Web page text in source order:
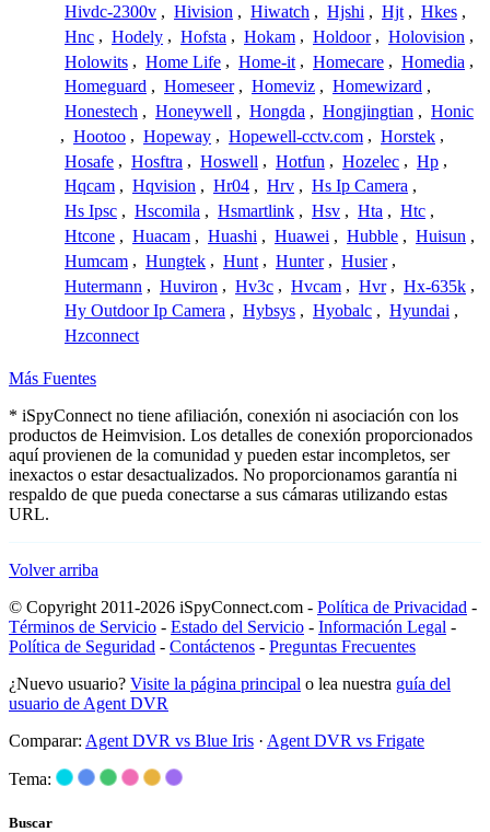
Hivdc-2300v , Hivision , Hiwatch , Hjshi , Hjt , Hkes ,
Hnc , Hodely , Hofsta , Hokam , Holdoor , Holovision ,
Holowits , Home Life , Home-it , Homecare , Homedia ,
Homeguard , Homeseer , Homeviz , Homewizard ,
Honestech , Honeywell , Hongda , Hongjingtian , Honic
, Hootoo , Hopeway , Hopewell-cctv.com , Horstek ,
Hosafe , Hosftra , Hoswell , Hotfun , Hozelec , Hp ,
Hqcam , Hqvision , Hr04 , Hrv , Hs Ip Camera ,
Hs Ipsc , Hscomila , Hsmartlink , Hsv , Hta , Htc ,
Htcone , Huacam , Huashi , Huawei , Hubble , Huisun ,
Humcam , Hungtek , Hunt , Hunter , Husier ,
Hutermann , Huviron , Hv3c , Hvcam , Hvr , Hx-635k ,
Hy Outdoor Ip Camera , Hybsys , Hyobalc , Hyundai ,
Hzconnect
Más Fuentes
* iSpyConnect no tiene afiliación, conexión ni asociación con los
productos de Heimvision. Los detalles de conexión proporcionados
aquí provienen de la comunidad y pueden estar incompletos, ser
inexactos o estar desactualizados. No proporcionamos garantía ni
respaldo de que pueda conectarse a sus cámaras utilizando estas
URL.
Volver arriba
© Copyright 2011-2026 iSpyConnect.com - Política de Privacidad -
Términos de Servicio - Estado del Servicio - Información Legal -
Política de Seguridad - Contáctenos - Preguntas Frecuentes
¿Nuevo usuario? Visite la página principal o lea nuestra guía del
usuario de Agent DVR
Comparar: Agent DVR vs Blue Iris · Agent DVR vs Frigate
Tema:
Buscar